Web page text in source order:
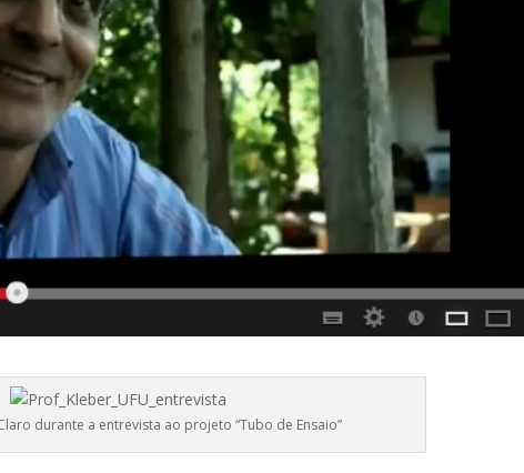
durante a entrevista ao projeto “Tubo de Ensaio”